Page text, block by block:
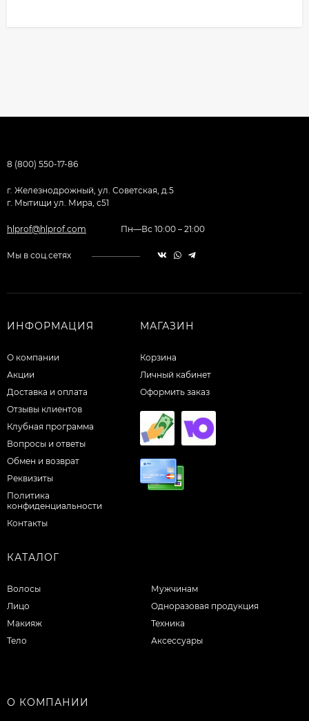
8 (800) 550-17-86
г. Железнодрожный, ул. Советская, д.5
г. Мытищи ул. Мира, с51
hlprof@hlprof.com Пн—Вс 10:00 – 21:00
Мы в соц.сетях
ИНФОРМАЦИЯ
О компании
Акции
Доставка и оплата
Отзывы клиентов
Клубная программа
Вопросы и ответы
Обмен и возврат
Реквизиты
Политика
конфиденциальности
Контакты
МАГАЗИН
Корзина
Личный кабинет
Оформить заказ
КАТАЛОГ
Волосы
Лицо
Макияж
Тело
Мужчинам
Одноразовая продукция
Техника
Аксессуары
О КОМПАНИИ